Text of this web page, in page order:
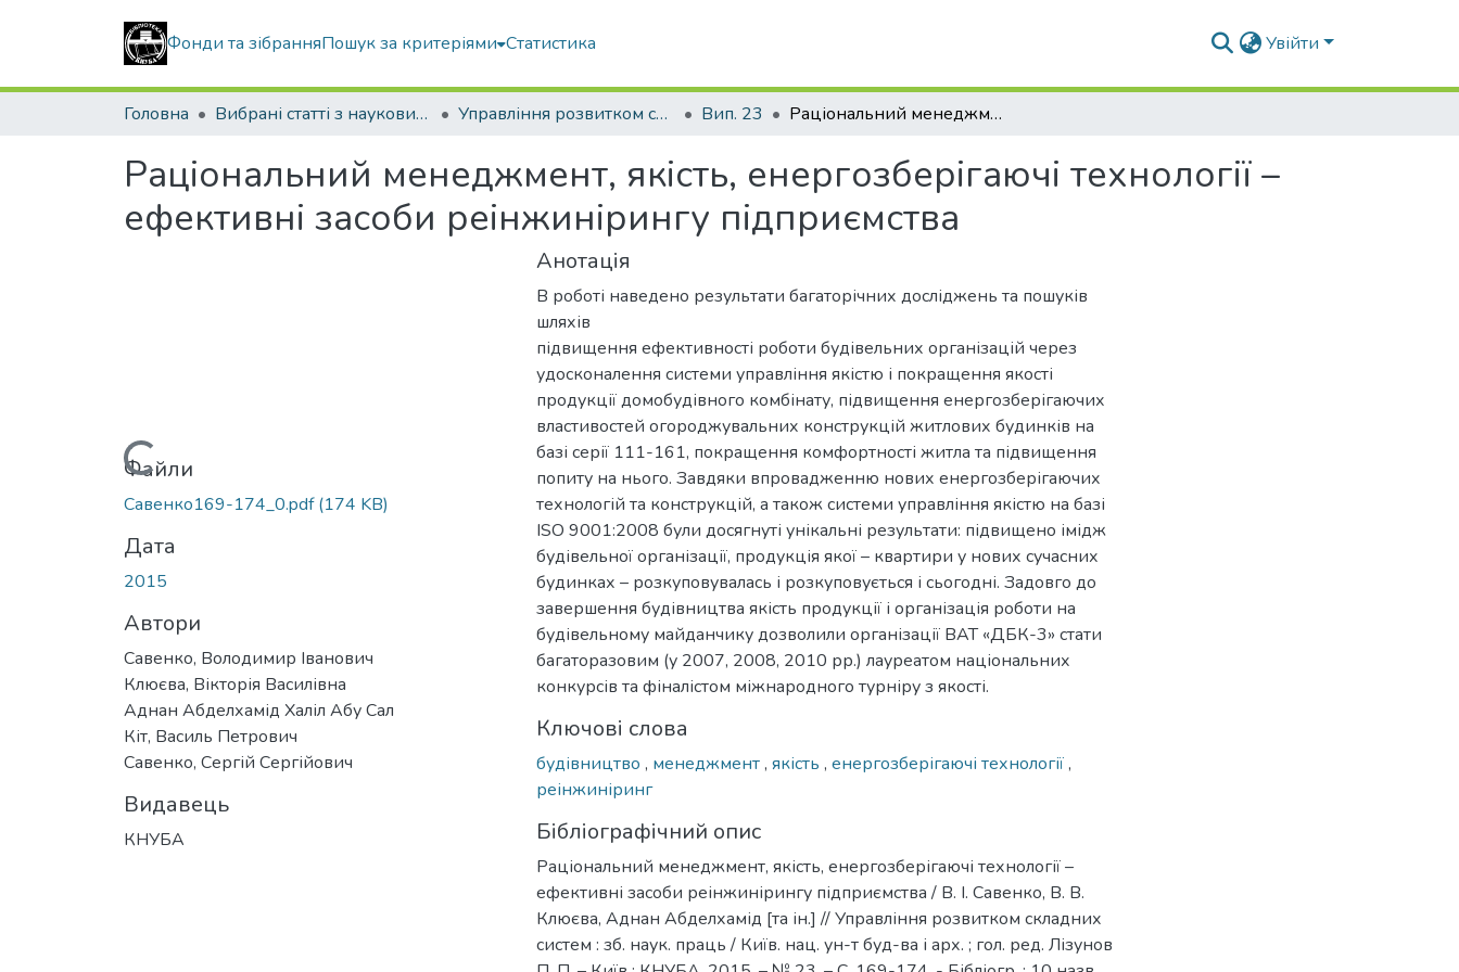
Фонди та зібранняПошук за критеріями Статистика Увійти
Головна Вибрані статті з наукових збірників КНУБА Управління розвитком складних систем Вип. 23 Раціональний менеджмент, якість, енергозберігаючі технології – ефективні засоби реінжинірингу підприємства
Раціональний менеджмент, якість, енергозберігаючі технології –
ефективні засоби реінжинірингу підприємства
Вантажиться...
Файли
Савенко169-174_0.pdf(174 KB)
Дата
2015
Автори
Савенко, Володимир Іванович
Клюєва, Вікторія Василівна
Аднан Абделхамід Халіл Абу Сал
Кіт, Василь Петрович
Савенко, Сергій Сергійович
Видавець
КНУБА
Анотація
В роботі наведено результати багаторічних досліджень та пошуків
шляхів
підвищення ефективності роботи будівельних організацій через
удосконалення системи управління якістю і покращення якості
продукції домобудівного комбінату, підвищення енергозберігаючих
властивостей огороджувальних конструкцій житлових будинків на
базі серії 111-161, покращення комфортності житла та підвищення
попиту на нього. Завдяки впровадженню нових енергозберігаючих
технологій та конструкцій, а також системи управління якістю на базі
ISO 9001:2008 були досягнуті унікальні результати: підвищено імідж
будівельної організації, продукція якої – квартири у нових сучасних
будинках – розкуповувалась і розкуповується і сьогодні. Задовго до
завершення будівництва якість продукції і організація роботи на
будівельному майданчику дозволили організації ВАТ «ДБК-3» стати
багаторазовим (у 2007, 2008, 2010 рр.) лауреатом національних
конкурсів та фіналістом міжнародного турніру з якості.
Ключові слова
будівництво , менеджмент, якість , енергозберігаючі технології,
реінжиніринг
Бібліографічний опис
Раціональний менеджмент, якість, енергозберігаючі технології –
ефективні засоби реінжинірингу підприємства / В. І. Савенко, В. В.
Клюєва, Аднан Абделхамід [та ін.] // Управління розвитком складних
систем : зб. наук. праць / Київ. нац. ун-т буд-ва і арх. ; гол. ред. Лізунов